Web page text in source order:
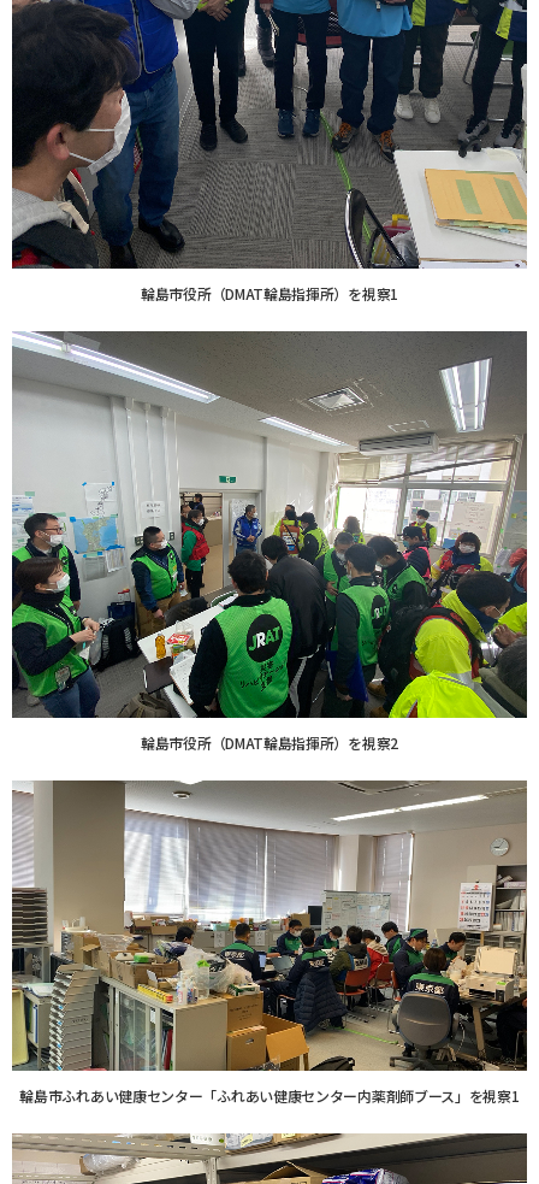
輪島市役所（DMAT輪島指揮所）を視察1
輪島市役所（DMAT輪島指揮所）を視察2
輪島市ふれあい健康センター「ふれあい健康センター内薬剤師ブース」を視察1